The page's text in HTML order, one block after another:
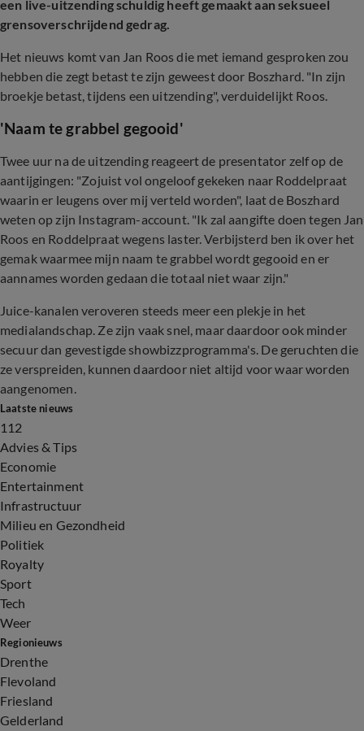
een live-uitzending schuldig heeft gemaakt aan seksueel
grensoverschrijdend gedrag.
Het nieuws komt van Jan Roos die met iemand gesproken zou
hebben die zegt betast te zijn geweest door Boszhard. "In zijn
broekje betast, tijdens een uitzending", verduidelijkt Roos.
'Naam te grabbel gegooid'
Twee uur na de uitzending reageert de presentator zelf op de
aantijgingen: "Zojuist vol ongeloof gekeken naar Roddelpraat
waarin er leugens over mij verteld worden", laat de Boszhard
weten op zijn Instagram-account. "Ik zal aangifte doen tegen Jan
Roos en Roddelpraat wegens laster. Verbijsterd ben ik over het
gemak waarmee mijn naam te grabbel wordt gegooid en er
aannames worden gedaan die totaal niet waar zijn."
Juice-kanalen veroveren steeds meer een plekje in het
medialandschap. Ze zijn vaak snel, maar daardoor ook minder
secuur dan gevestigde showbizzprogramma's. De geruchten die
ze verspreiden, kunnen daardoor niet altijd voor waar worden
aangenomen.
Laatste nieuws
112
Advies & Tips
Economie
Entertainment
Infrastructuur
Milieu en Gezondheid
Politiek
Royalty
Sport
Tech
Weer
Regionieuws
Drenthe
Flevoland
Friesland
Gelderland